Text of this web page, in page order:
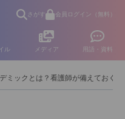
さがす 会員ログイン（無料）
ル メディア 用語・資料
ミックとは？看護師が備えておくべ